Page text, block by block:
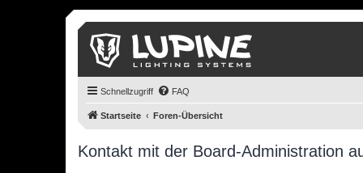
Schnellzugriff FAQ
Startseite Foren-Übersicht
Kontakt mit der Board-Administration